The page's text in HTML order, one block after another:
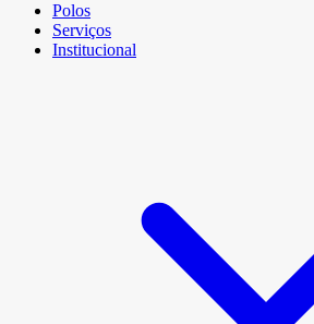
Polos
Serviços
Institucional